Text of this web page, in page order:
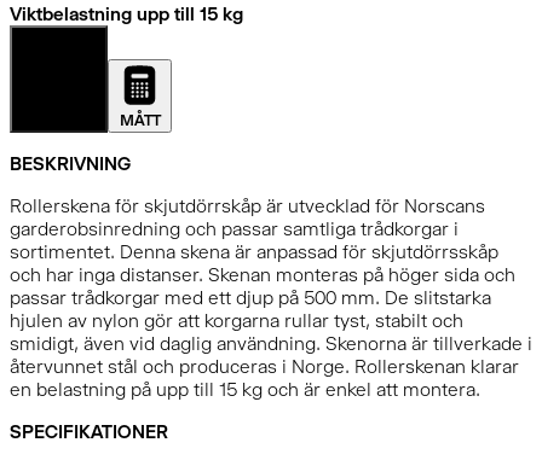
Viktbelastning upp till 15 kg
MÅTT
BESKRIVNING
Rollerskena för skjutdörrskåp är utvecklad för Norscans
garderobsinredning och passar samtliga trådkorgar i
sortimentet. Denna skena är anpassad för skjutdörrsskåp
och har inga distanser. Skenan monteras på höger sida och
passar trådkorgar med ett djup på 500 mm. De slitstarka
hjulen av nylon gör att korgarna rullar tyst, stabilt och
smidigt, även vid daglig användning. Skenorna är tillverkade i
återvunnet stål och produceras i Norge. Rollerskenan klarar
en belastning på upp till 15 kg och är enkel att montera.
SPECIFIKATIONER